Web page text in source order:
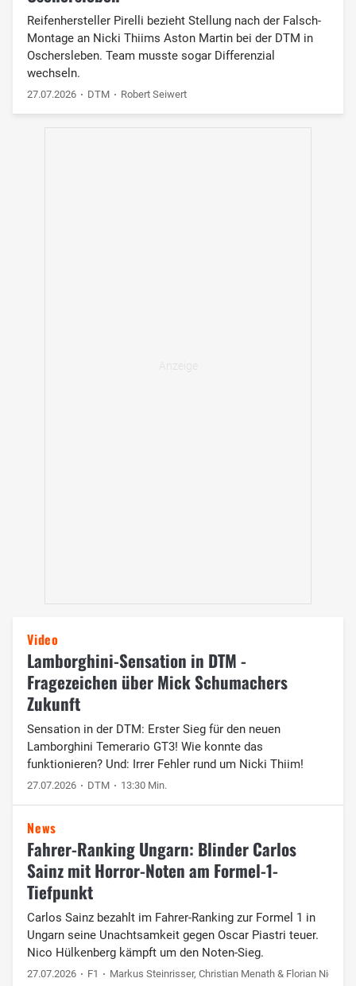
Reifenhersteller Pirelli bezieht Stellung nach der Falsch-
Montage an Nicki Thiims Aston Martin bei der DTM in
Oschersleben. Team musste sogar Differenzial
wechseln.
27.07.2026 DTM Robert Seiwert
Video
Lamborghini-Sensation in DTM -
Fragezeichen über Mick Schumachers
Zukunft
Sensation in der DTM: Erster Sieg für den neuen
Lamborghini Temerario GT3! Wie konnte das
funktionieren? Und: Irrer Fehler rund um Nicki Thiim!
27.07.2026 DTM 13:30 Min.
News
Fahrer-Ranking Ungarn: Blinder Carlos
Sainz mit Horror-Noten am Formel-1-
Tiefpunkt
Carlos Sainz bezahlt im Fahrer-Ranking zur Formel 1 in
Ungarn seine Unachtsamkeit gegen Oscar Piastri teuer.
Nico Hülkenberg kämpft um den Noten-Sieg.
27.07.2026 F1 Markus Steinrisser, Christian Menath & Florian